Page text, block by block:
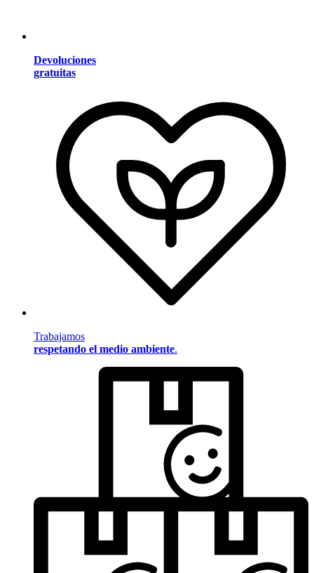
Devoluciones
gratuitas
Trabajamos
respetando el medio ambiente.